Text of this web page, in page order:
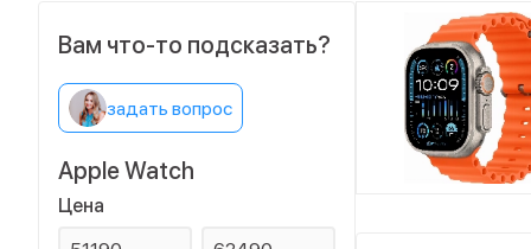
Вам что-то подсказать?
задать вопрос
Apple Watch
Цена